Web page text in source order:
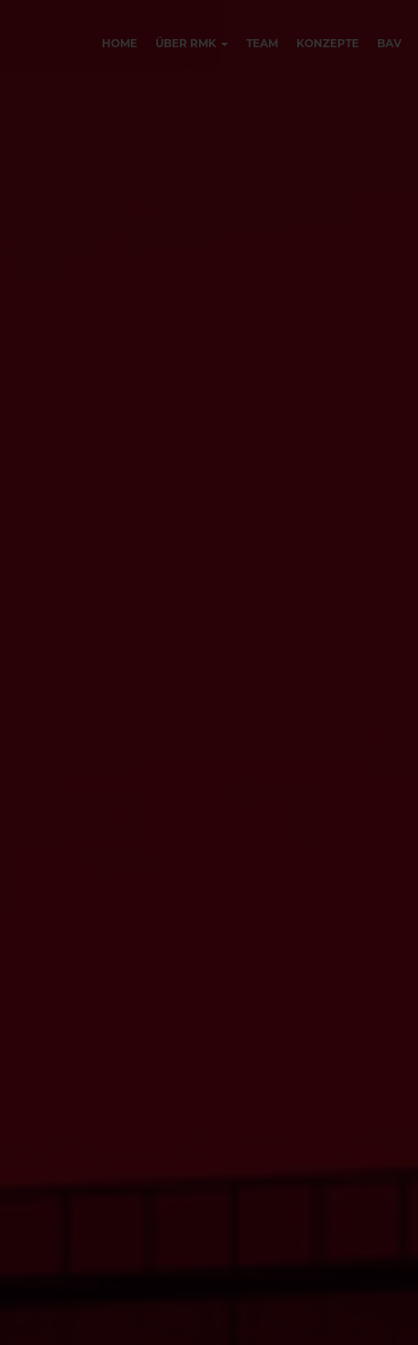
HOME ÜBER RMK TEAM KONZEPTE BAV